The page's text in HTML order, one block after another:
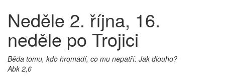
Neděle 2. října, 16.
neděle po Trojici
Běda tomu, kdo hromadí, co mu nepatří. Jak dlouho?
Abk 2,6